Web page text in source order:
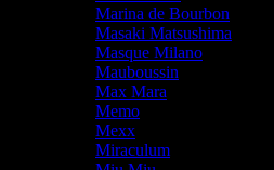
Marina de Bourbon
Masaki Matsushima
Masque Milano
Mauboussin
Max Mara
Memo
Mexx
Miraculum